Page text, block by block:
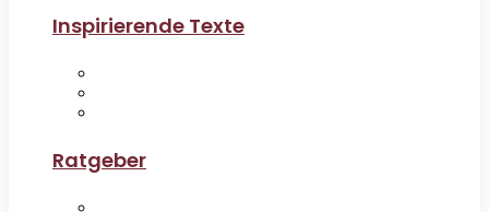
Inspirierende Texte
Ratgeber